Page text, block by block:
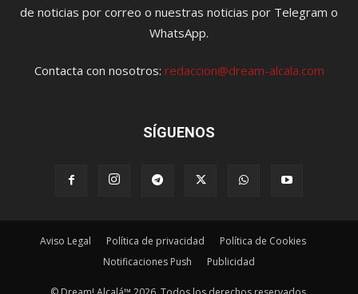
de noticias por correo o nuestras noticias por Telegram o
WhatsApp.
Contacta con nosotros: redaccion@dream-alcala.com
SÍGUENOS
Aviso Legal Política de privacidad
Política de Cookies
Notificaciones Push
Publicidad